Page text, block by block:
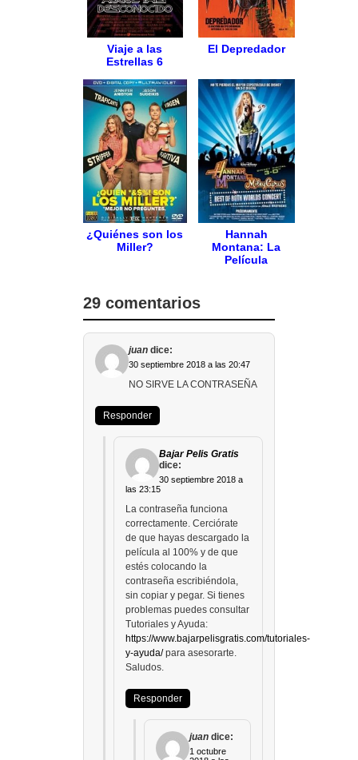
Viaje a las
Estrellas 6
El Depredador
¿Quiénes son los
Miller?
Hannah
Montana: La
Película
29 comentarios
juan dice:
30 septiembre 2018 a las 20:47
NO SIRVE LA CONTRASEÑA
Responder
Bajar Pelis Gratis
dice:
30 septiembre 2018 a
las 23:15
La contraseña funciona
correctamente. Cerciórate
de que hayas descargado la
película al 100% y de que
estés colocando la
contraseña escribiéndola,
sin copiar y pegar. Si tienes
problemas puedes consultar
Tutoriales y Ayuda:
https://www.bajarpelisgratis.com/tutoriales-
y-ayuda/para asesorarte.
Saludos.
Responder
juan dice:
1 octubre